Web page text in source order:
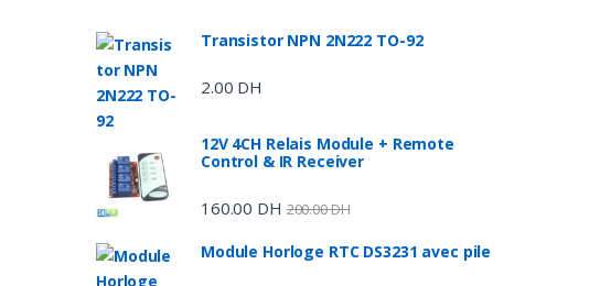
Transistor NPN 2N222 TO-92
2.00 DH
12V 4CH Relais Module + Remote
Control & IR Receiver
160.00 DH 200.00DH
Module Horloge RTC DS3231 avec pile